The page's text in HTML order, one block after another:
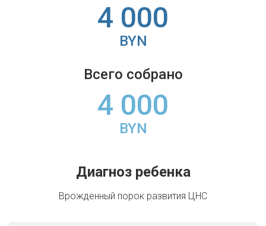
4 000
BYN
Всего собрано
4 000
BYN
Диагноз ребенка
Врожденный порок развития ЦНС